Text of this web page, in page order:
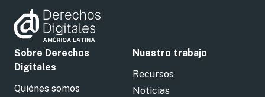
Sobre Derechos
Digitales
Quiénes somos
Nuestro trabajo
Recursos
Noticias